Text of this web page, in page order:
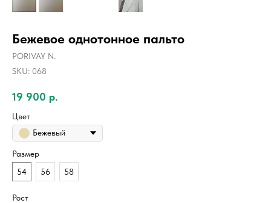
Бежевое однотонное пальто
PORIVAY N.
SKU: 068
19 900 р.
Цвет
Бежевый
Размер
54
56 58
Рост